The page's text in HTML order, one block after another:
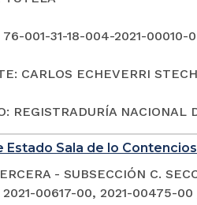
76-001-31-18-004-2021-00010-
CARLOS ECHEVERRI
REGISTRADURÍA NACIONAL
Estado Sala de lo
- SUBSECCIÓN C.
2021-00617-00, 2021-00475-